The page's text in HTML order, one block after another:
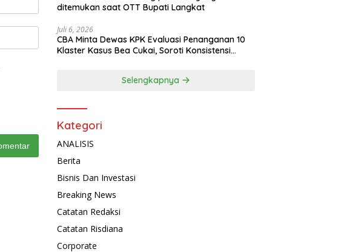
ditemukan saat OTT Bupati Langkat
Juli 6, 2026
CBA Minta Dewas KPK Evaluasi Penanganan 10
Klaster Kasus Bea Cukai, Soroti Konsistensi
Selengkapnya
Kategori
ANALISIS
Berita
Bisnis Dan Investasi
Breaking News
Catatan Redaksi
Catatan Risdiana
Corporate